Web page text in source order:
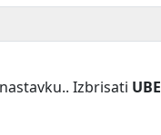
Izbrisati UBE